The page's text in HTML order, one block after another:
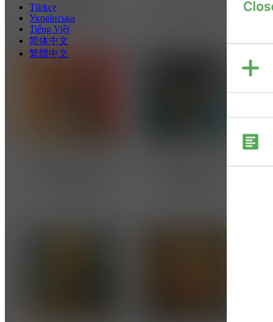
Türkçe
Українська
Tiếng Việt
简体中文
繁體中文